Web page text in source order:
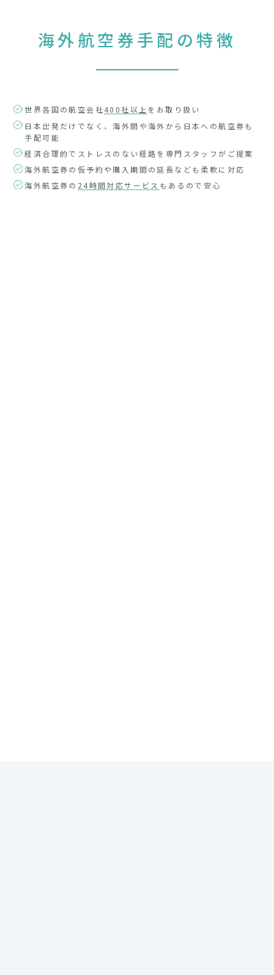
海外航空券手配の特徴
世界各国の航空会社400社以上 をお取り扱い
日本出発だけでなく、海外間や海外から日本への航空券も
手配可能
経済合理的でストレスのない経路を専門スタッフがご提案
海外航空券の仮予約や購入期間の延長なども柔軟に対応
海外航空券の 24時間対応サービス もあるので安心